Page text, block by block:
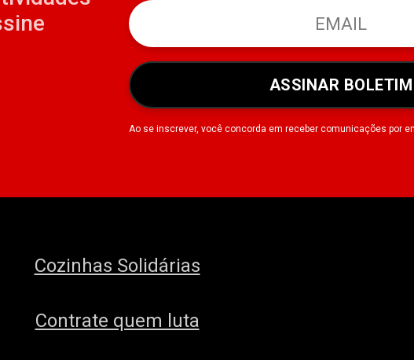
ASSINAR BOLETIM
Ao se inscrever, você concorda em receber comunicações por
Cozinhas Solidárias
Contrate quem luta